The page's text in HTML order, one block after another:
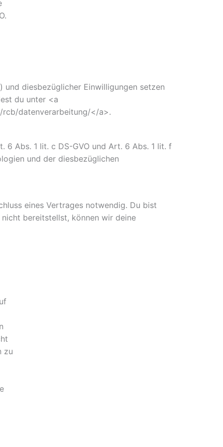
und diesbezüglicher Einwilligungen setzen
du unter <a
rcb/datenverarbeitung/</a>.
6 Abs. 1 lit. c DS-GVO und Art. 6 Abs. 1 lit. f
und der diesbezüglichen
eines Vertrages notwendig. Du bist
bereitstellst, können wir deine
zu